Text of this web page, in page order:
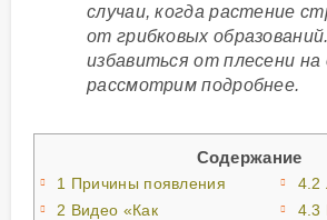
случаи, когда растение
от грибковых
избавиться от плесени на
рассмотрим подробнее.
Содержание
1 Причины появления
2 Видео «Как
4.2
4.3